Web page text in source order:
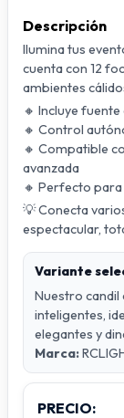
Descripción
Ilumina tus
cuenta con 12
ambientes
🔸 Incluye
🔸 Control
🔸 Compatible
avanzada
🔸 Perfecto
💡 Conecta
espectacular,
Variante
Nuestro candil
inteligentes,
elegantes y
Marca:
PRECIO: